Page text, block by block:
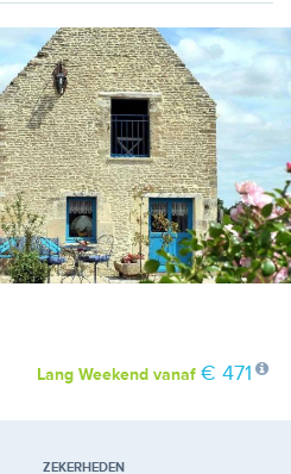
Lang Weekendvanaf € 471
ZEKERHEDEN